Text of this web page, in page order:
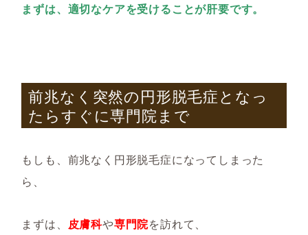
まずは、適切なケアを受けることが肝要です。
前兆なく突然の円形脱毛症となっ
たらすぐに専門院まで
もしも、前兆なく円形脱毛症になってしまった
ら、
まずは、 皮膚科や専門院を訪れて、